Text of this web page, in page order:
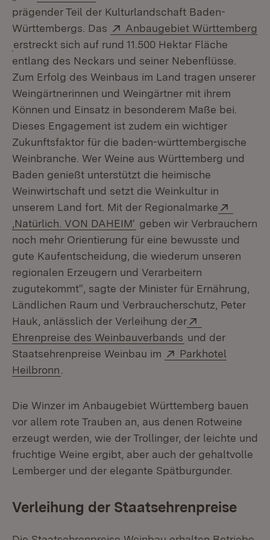
prägender Teil der Kulturlandschaft Baden-
Württembergs. Das
Extern:
Anbaugebiet Württemberg
(Öffnet in neuem Fenster)
erstreckt sich auf rund 11.500 Hektar Fläche
entlang des Neckars und seiner Nebenflüsse.
Zum Erfolg des Weinbaus im Land tragen unserer
Weingärtnerinnen und Weingärtner mit ihrem
Können und Einsatz in besonderem Maße bei.
Dieses Engagement ist zudem ein wichtiger
Zukunftsfaktor für die baden-württembergische
Weinbranche. Wer Weine aus Württemberg und
Baden genießt unterstützt die heimische
Weinwirtschaft und setzt die Weinkultur in
unserem Land fort. Mit der Regionalmarke
‚Natürlich. VON DAHEIM‘ (Öffnet in neuem Fenster)
geben wir Verbrauchern
noch mehr Orientierung für eine bewusste und
gute Kaufentscheidung, die wiederum unseren
regionalen Erzeugern und Verarbeitern
zugutekommt“, sagte der Minister für Ernährung,
Ländlichen Raum und Verbraucherschutz, Peter
Hauk, anlässlich der Verleihung der
Ehrenpreise des Weinbauverbands (Öffnet in
und der
Staatsehrenpreise Weinbau im
Extern:
Parkhotel
Heilbronn
Die Winzer im Anbaugebiet Württemberg bauen
vor allem rote Trauben an, aus denen Rotweine
erzeugt werden, wie der Trollinger, der leichte und
fruchtige Weine ergibt, aber auch der gehaltvolle
Lemberger und der elegante Spätburgunder.
Verleihung der Staatsehrenpreise